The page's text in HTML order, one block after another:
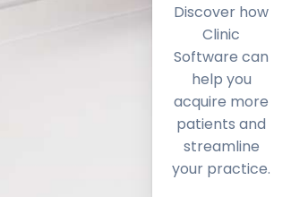
Discover how
Clinic
Software can
help you
acquire more
patients and
streamline
your practice.